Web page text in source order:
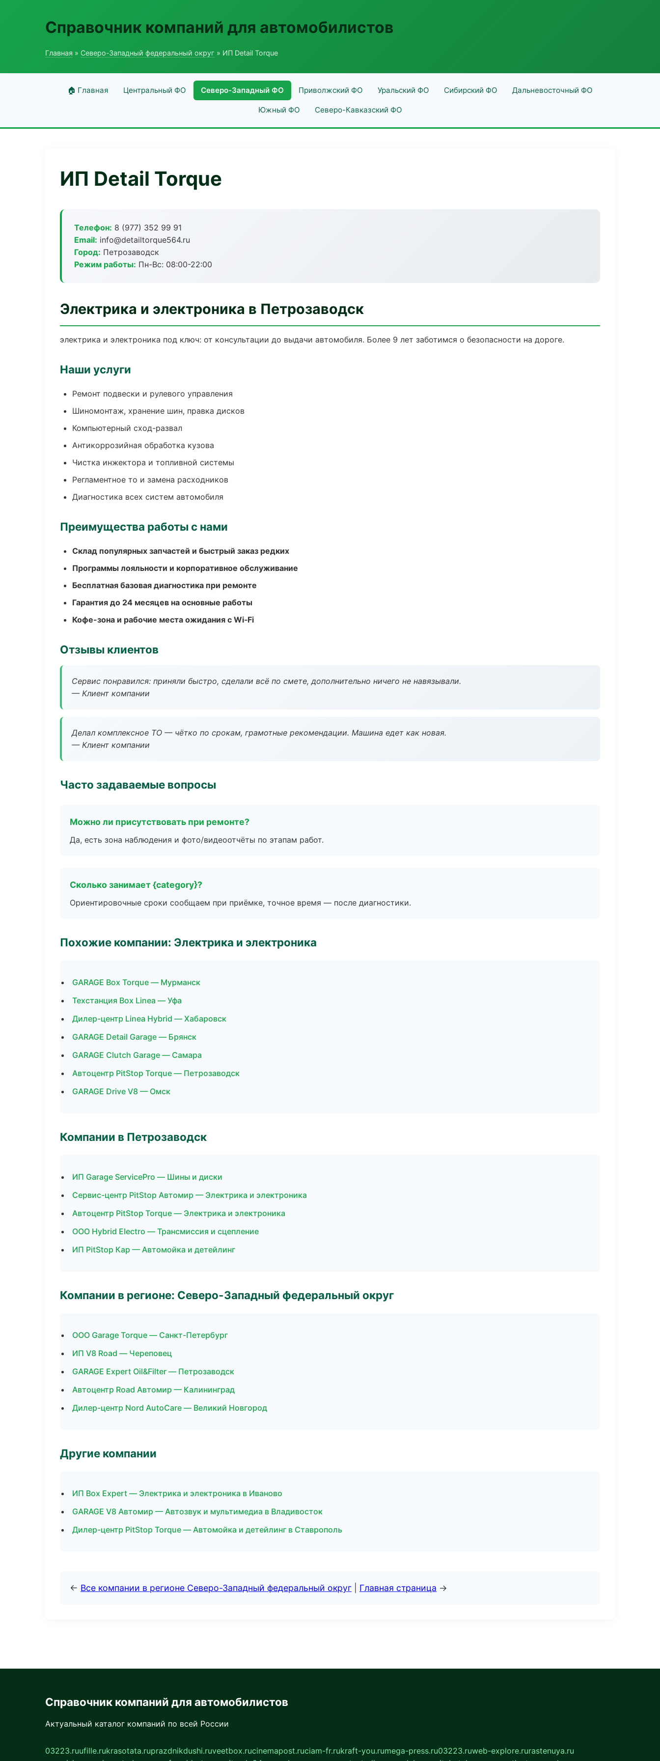
Справочник компаний для автомобилистов
Главная » Северо-Западный федеральный округ » ИП Detail Torque
🏠 Главная Центральный ФО Северо-Западный ФО Приволжский ФО Уральский ФО Сибирский ФО Дальневосточный ФО
Южный ФО Северо-Кавказский ФО
ИП Detail Torque
Телефон: 8 (977) 352 99 91
Email: info@detailtorque564.ru
Город: Петрозаводск
Режим работы: Пн-Вс: 08:00-22:00
Электрика и электроника в Петрозаводск
электрика и электроника под ключ: от консультации до выдачи автомобиля. Более 9 лет заботимся о безопасности на дороге.
Наши услуги
Ремонт подвески и рулевого управления
Шиномонтаж, хранение шин, правка дисков
Компьютерный сход-развал
Антикоррозийная обработка кузова
Чистка инжектора и топливной системы
Регламентное то и замена расходников
Диагностика всех систем автомобиля
Преимущества работы с нами
Склад популярных запчастей и быстрый заказ редких
Программы лояльности и корпоративное обслуживание
Бесплатная базовая диагностика при ремонте
Гарантия до 24 месяцев на основные работы
Кофе-зона и рабочие места ожидания с Wi‑Fi
Отзывы клиентов
Сервис понравился: приняли быстро, сделали всё по смете, дополнительно ничего не навязывали.
— Клиент компании
Делал комплексное ТО — чётко по срокам, грамотные рекомендации. Машина едет как новая.
— Клиент компании
Часто задаваемые вопросы
Можно ли присутствовать при ремонте?
Да, есть зона наблюдения и фото/видеоотчёты по этапам работ.
Сколько занимает {category}?
Ориентировочные сроки сообщаем при приёмке, точное время — после диагностики.
Похожие компании: Электрика и электроника
GARAGE Box Torque — Мурманск
Техстанция Box Linea — Уфа
Дилер-центр Linea Hybrid — Хабаровск
GARAGE Detail Garage — Брянск
GARAGE Clutch Garage — Самара
Автоцентр PitStop Torque — Петрозаводск
GARAGE Drive V8 — Омск
Компании в Петрозаводск
ИП Garage ServicePro — Шины и диски
Сервис-центр PitStop Автомир — Электрика и электроника
Автоцентр PitStop Torque — Электрика и электроника
ООО Hybrid Electro — Трансмиссия и сцепление
ИП PitStop Кар — Автомойка и детейлинг
Компании в регионе: Северо-Западный федеральный округ
ООО Garage Torque — Санкт-Петербург
ИП V8 Road — Череповец
GARAGE Expert Oil&Filter — Петрозаводск
Автоцентр Road Автомир — Калининград
Дилер-центр Nord AutoCare — Великий Новгород
Другие компании
ИП Box Expert — Электрика и электроника в Иваново
GARAGE V8 Автомир — Автозвук и мультимедиа в Владивосток
Дилер-центр PitStop Torque — Автомойка и детейлинг в Ставрополь
← Все компании в регионе Северо-Западный федеральный округ Главная страница →
Справочник компаний для автомобилистов
Актуальный каталог компаний по всей России
03223.ruufille.rukrasotata.ruprazdnikdushi.ruveetbox.rucinemapost.ruciam-fr.rukraft-you.rumega-press.ru03223.ruweb-explore.rurastenuya.ru